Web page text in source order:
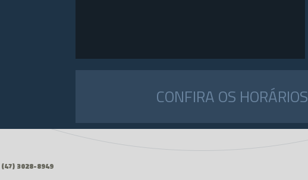
CONFIRA OS HORÁRIOS
(47) 3028-8949